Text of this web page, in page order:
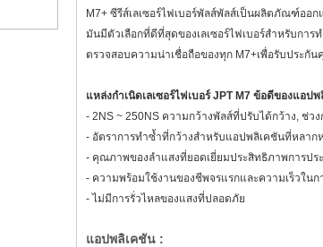
M7+ ซีรีส์เลเซอร์ไฟเบอร์พัลส์พัลส์เป็นผลิตภัณฑ์ออ
มันมีตัวเลือกที่ดีที่สุดของเลเซอร์ไฟเบอร์สำหรับกา
ตรวจสอบความน่าเชื่อถือของทุก M7+เพื่อรับประกั
แหล่งกำเนิดเลเซอร์ไฟเบอร์ JPT M7 ข้อดีของแอป
- 2NS ~ 250NS ความกว้างพัลส์ที่ปรับได้กว้าง, ช่ว
- อัตราการทำซ้ำที่กว้างสำหรับแอปพลิเคชันที่หลาก
- คุณภาพของลำแสงที่ยอดเยี่ยมประสิทธิภาพการปร
- ความพร้อมใช้งานของชีพจรแรกและความเร็วใน
- ไม่มีการรั่วไหลของแสงที่ปลอดภัย
แอปพลิเคชัน :